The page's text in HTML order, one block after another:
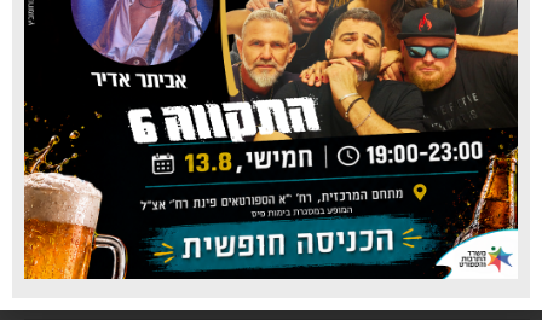
סופר פארם טירת כרמל